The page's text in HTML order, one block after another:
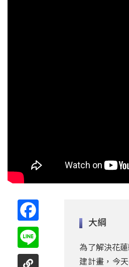
大綱
為了解決花
建計畫，今